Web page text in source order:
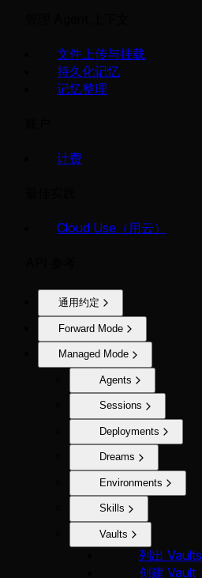
文件上传与挂载
持久化记忆
记忆整理
计费
Cloud Use（用云）
通用约定
Forward Mode
Managed Mode
Agents
Sessions
Deployments
Dreams
Environments
Skills
Vaults
列出 Vaults
创建 Vault